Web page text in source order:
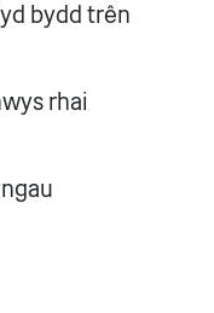
bydd trên
rhai